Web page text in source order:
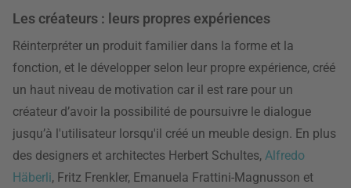
Les créateurs : leurs propres expériences
Réinterpréter un produit familier dans la forme et la
fonction, et le développer selon leur propre expérience, créé
un haut niveau de motivation car il est rare pour un
créateur d’avoir la possibilité de poursuivre le dialogue
jusqu’à l'utilisateur lorsqu'il créé un meuble design. En plus
des designers et architectes Herbert Schultes, Alfredo
Häberli, Fritz Frenkler, Emanuela Frattini-Magnusson et